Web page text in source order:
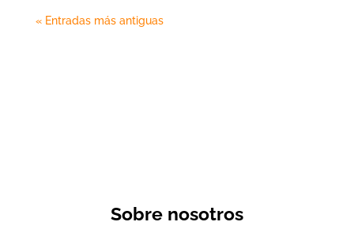
« Entradas más antiguas
Sobre nosotros